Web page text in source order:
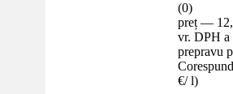
(0)
preț —
vr. DPH a
prepravu
€/ l)